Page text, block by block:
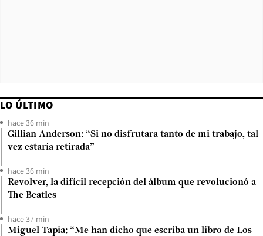
LO ÚLTIMO
hace 36 min
Gillian Anderson: “Si no disfrutara tanto de mi trabajo, tal
vez estaría retirada”
hace 36 min
Revolver, la difícil recepción del álbum que revolucionó a
The Beatles
hace 37 min
Miguel Tapia: “Me han dicho que escriba un libro de Los